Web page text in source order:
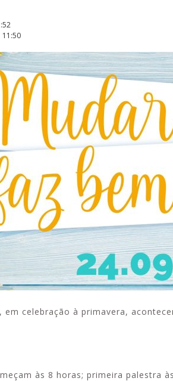
em celebração à primavera,
às 8 horas; primeira palestra
com o
e